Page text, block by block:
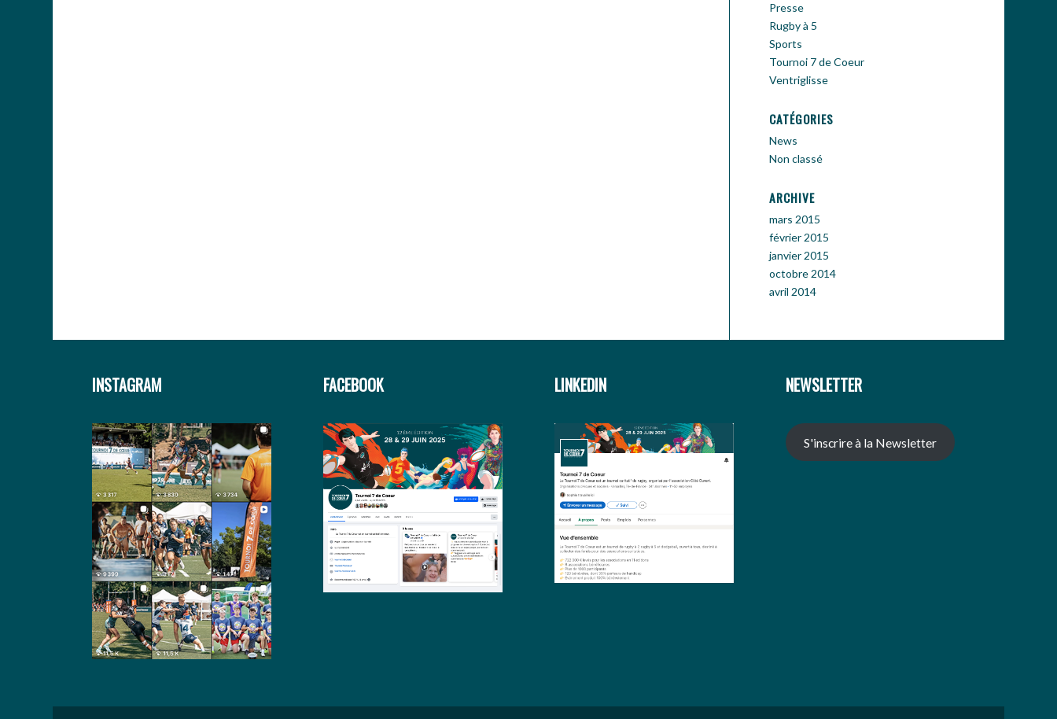
Presse
Rugby à 5
Sports
Tournoi 7 de Coeur
Ventriglisse
CATÉGORIES
News
Non classé
ARCHIVE
mars 2015
février 2015
janvier 2015
octobre 2014
avril 2014
INSTAGRAM FACEBOOK LINKEDIN NEWSLETTER
S'inscrire à la Newsletter